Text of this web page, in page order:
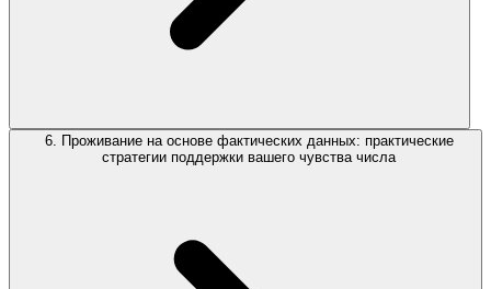
6. Проживание на основе фактических данных: практические
стратегии поддержки вашего чувства числа